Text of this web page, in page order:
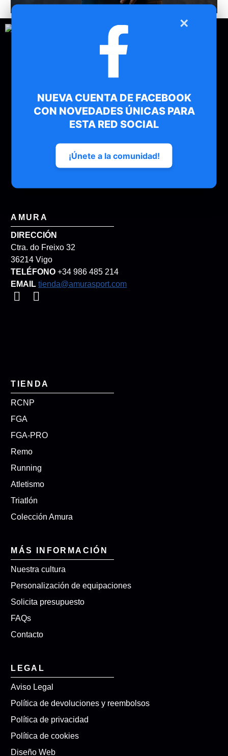
amura
cualquier reclamación de sus clientes
He leído y acepto el Política de privacidad
AMURA
DIRECCIÓN
Ctra. do Freixo 32
36214 Vigo
TELÉFONO+34 986 485 214
EMAIL tienda@amurasport.com
TIENDA
RCNP
FGA
FGA-PRO
Remo
Running
Atletismo
Triatlón
Colección Amura
MÁS INFORMACIÓN
Nuestra cultura
Personalización de equipaciones
Solicita presupuesto
FAQs
Contacto
LEGAL
Aviso Legal
Política de devoluciones y reembolsos
Política de privacidad
Política de cookies
Diseño Web
×
NUEVA CUENTA DE FACEBOOK
CON NOVEDADES ÚNICAS PARA
ESTA RED SOCIAL
¡Únete a la comunidad!